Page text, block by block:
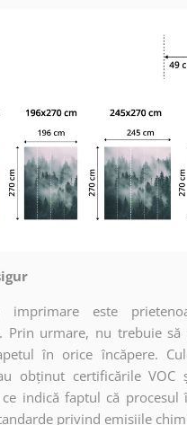
imprimare este
Prin urmare, nu trebuie să
în orice încăpere.
obținut certificările VOC și
ce indică faptul că procesul
privind emisiile